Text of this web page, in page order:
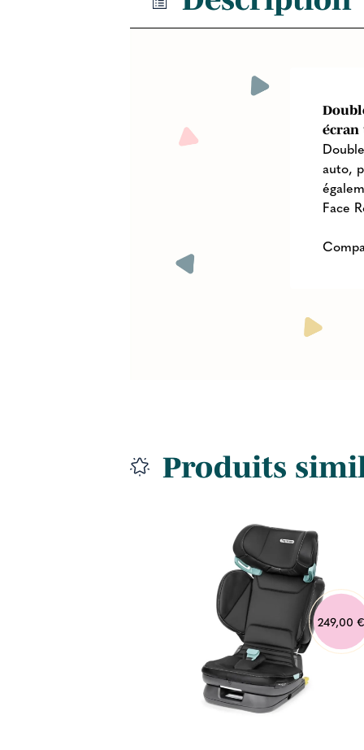
écran
auto,
Face
Produits
249,00 €